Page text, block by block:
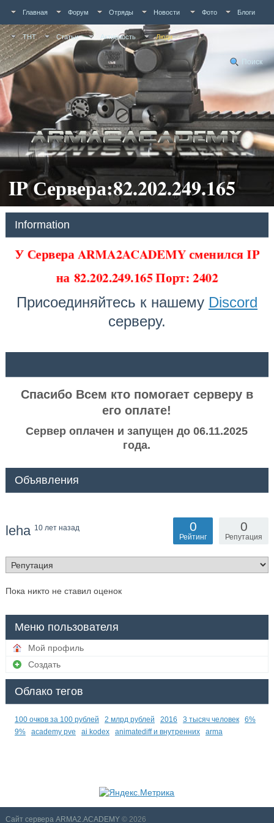
Главная Форум Отряды Новости Фото Блоги
ТНТ Статьи Активность Люди
Поиск
IP Сервера:82.202.249.165
Information
У Сервера ARMA2ACADEMY сменился IP
на 82.202.249.165 Порт: 2402
Присоединяйтесь к нашему Discord
серверу.
Спасибо Всем кто помогает серверу в
его оплате!
Сервер оплачен и запущен до 06.11.2025
года.
Объявления
leha 10 лет назад 0
Репутация
0
Рейтинг
Пока никто не ставил оценок
Меню пользователя
Мой профиль
Создать
Облако тегов
100 очков за 100 рублей 2 млрд рублей 2016 3 тысяч человек
6%
9%
academy pve ai kodex animatediff и внутренних arma
Сайт сервера ARMA2.ACADEMY© 2026